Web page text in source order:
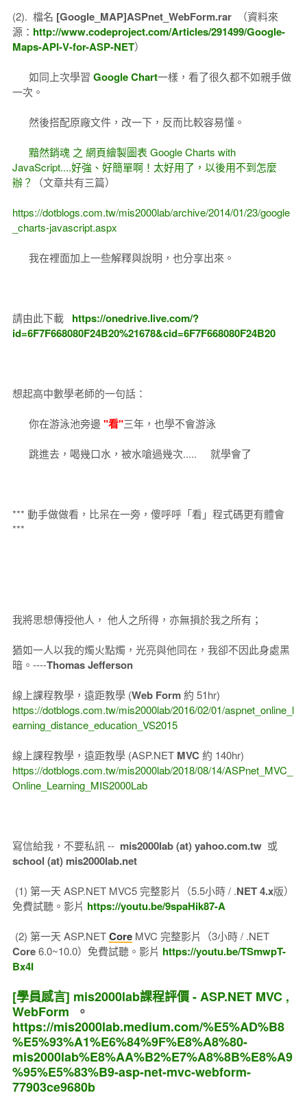
(2). 檔名 [Google_MAP]ASPnet_WebForm.rar
（資料來
源： http://www.codeproject.com/Articles/291499/Google-
Maps-API-V-for-ASP-NET）
如同上次學習 Google Chart一樣，看了很久都不如親手做
一次。
然後搭配原廠文件，改一下，反而比較容易懂。
黯然銷魂 之 網頁繪製圖表 Google Charts with
JavaScript....好強、好簡單啊！太好用了，以後用不到怎麼
辦？
（文章共有三篇）
https://dotblogs.com.tw/mis2000lab/archive/2014/01/23/google
_charts-javascript.aspx
我在裡面加上一些解釋與說明，也分享出來。
請由此下載 https://onedrive.live.com/?
id=6F7F668080F24B20%21678&cid=6F7F668080F24B20
想起高中數學老師的一句話：
你在游泳池旁邊 "看"三年，也學不會游泳
跳進去，喝幾口水，被水嗆過幾次..... 就學會了
*** 動手做做看，比呆在一旁，傻呼呼「看」程式碼更有體會
***
我將思想傳授他人， 他人之所得，亦無損於我之所有；
猶如一人以我的燭火點燭，光亮與他同在，我卻不因此身處黑
暗。----Thomas Jefferson
線上課程教學，遠距教學 (Web Form約 51hr)
https://dotblogs.com.tw/mis2000lab/2016/02/01/aspnet_online_l
earning_distance_education_VS2015
線上課程教學，遠距教學 (ASP.NET MVC 約 140hr)
https://dotblogs.com.tw/mis2000lab/2018/08/14/ASPnet_MVC_
Online_Learning_MIS2000Lab
寫信給我，不要私訊 -- mis2000lab (at) yahoo.com.tw或
school (at) mis2000lab.net
(1) 第一天 ASP.NET MVC5 完整影片（5.5小時 / .NET 4.x版）
免費試聽。影片 https://youtu.be/9spaHik87-A
(2) 第一天 ASP.NETCoreMVC 完整影片（3小時 / .NET
Core6.0~10.0）免費試聽。影片 https://youtu.be/TSmwpT-
Bx4I
[學員感言] mis2000lab課程評價 - ASP.NET MVC ,
WebForm 。
https://mis2000lab.medium.com/%E5%AD%B8
%E5%93%A1%E6%84%9F%E8%A8%80-
mis2000lab%E8%AA%B2%E7%A8%8B%E8%A9
%95%E5%83%B9-asp-net-mvc-webform-
77903ce9680b